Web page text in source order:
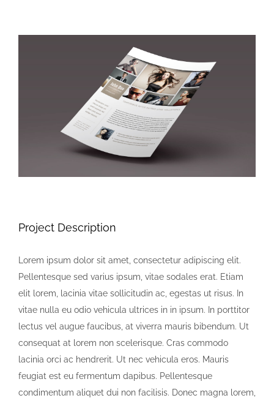
Blog
Project Description
Lorem ipsum dolor sit amet, consectetur adipiscing elit.
Pellentesque sed varius ipsum, vitae sodales erat. Etiam
elit lorem, lacinia vitae sollicitudin ac, egestas ut risus. In
vitae nulla eu odio vehicula ultrices in in ipsum. In porttitor
lectus vel augue faucibus, at viverra mauris bibendum. Ut
consequat at lorem non scelerisque. Cras commodo
lacinia orci ac hendrerit. Ut nec vehicula eros. Mauris
feugiat est eu fermentum dapibus. Pellentesque
condimentum aliquet dui non facilisis. Donec magna lorem,